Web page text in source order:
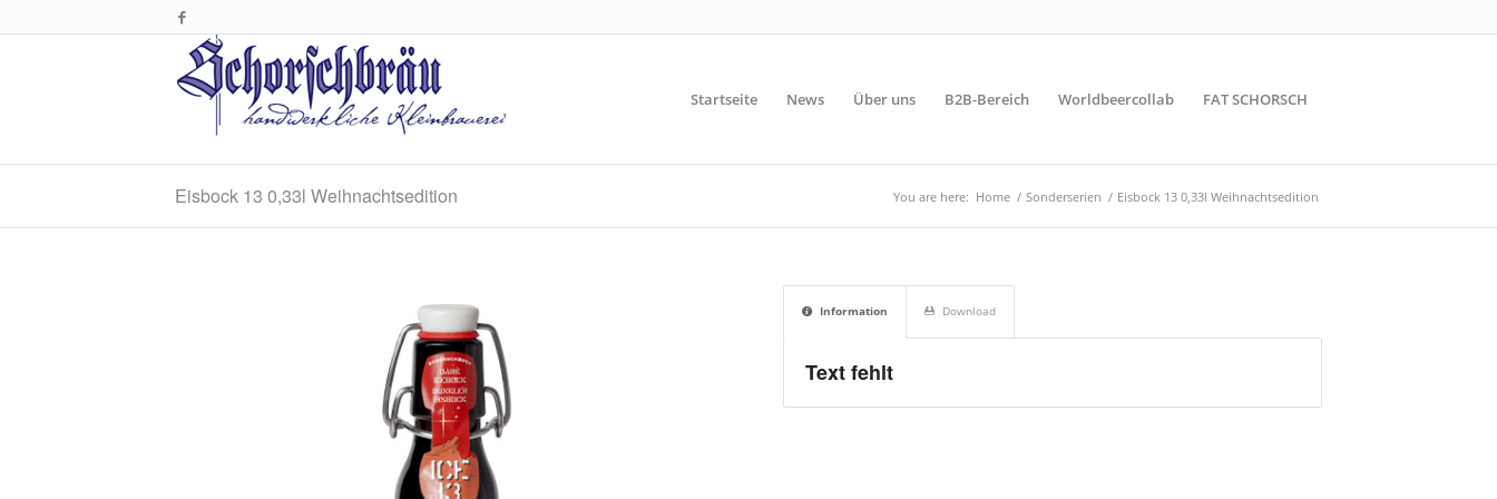
Startseite News Über uns B2B-Bereich Worldbeercollab FAT SCHORSCH
Eisbock 13 0,33l Weihnachtsedition You are here: Home / Sonderserien / Eisbock 13 0,33l Weihnachtsedition
Information Download
Text fehlt